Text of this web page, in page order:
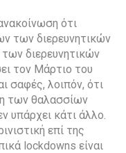
ότι
των διερευνητικών
διερευνητικών
τον Μάρτιο του
σαφές, λοιπόν, ότι
των θαλασσίων
υπάρχει κάτι άλλο.
επί της
lockdowns είναι